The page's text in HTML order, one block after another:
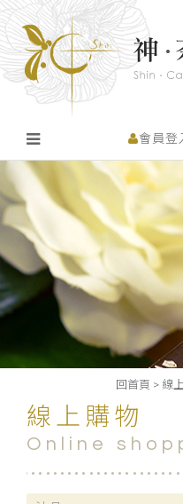
會員登
回首頁 > 線
線上購物
Online